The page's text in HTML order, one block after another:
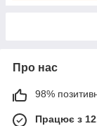
Про нас
98%
Працює з